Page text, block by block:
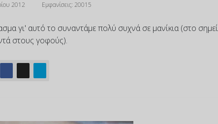
2012 Εμφανίσεις: 20015
γι' αυτό το συναντάμε πολύ συχνά σε μανίκια (στο
στους γοφούς).